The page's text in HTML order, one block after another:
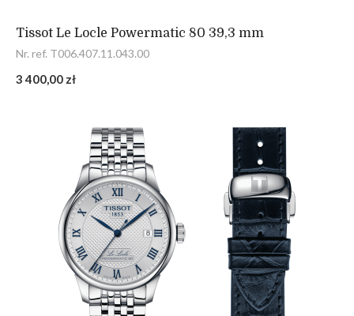
Tissot Le Locle Powermatic 80 39,3 mm
Nr. ref. T006.407.11.043.00
3 400,00 zł